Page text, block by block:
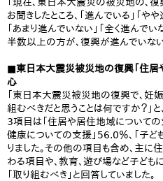
お聞きしたところ、「進んでいる」「
「あまり進んでいない」「全く進んで
半数以上の方が、復興が進んでいない
■東日本大震災被災地の復興「住居
心
「東日本大震災被災地の復興で、妊
組むべきだと思うことは何ですか？」
3項目は「住居や居住地域についての
健康についての支援」56.0％、「子
りました。その他の項目も含め、主に
わる項目や、教育、遊び場など子ども
「取り組むべき」と回答していました。